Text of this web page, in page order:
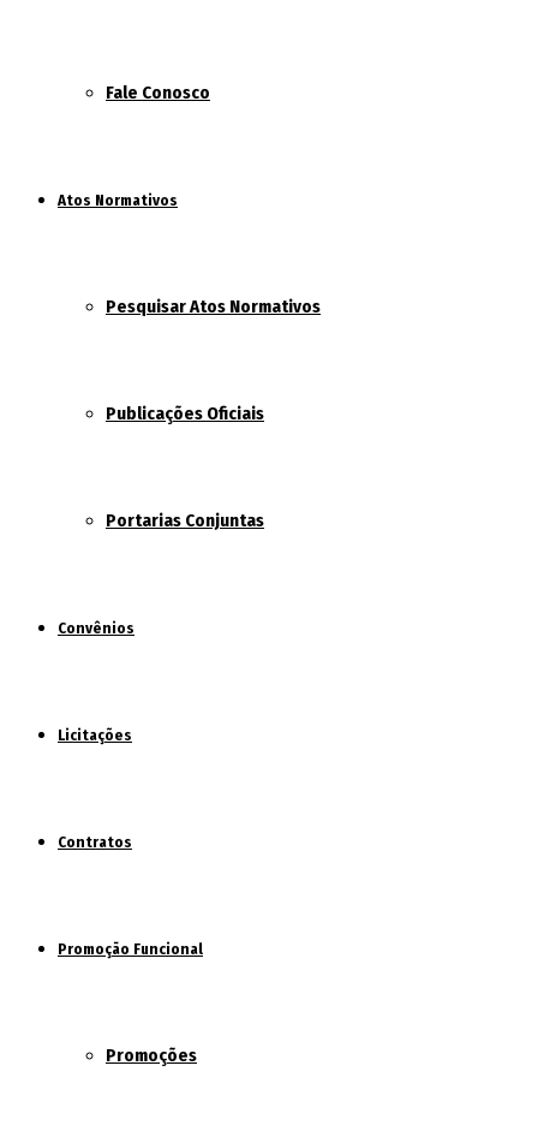
Fale Conosco
Atos Normativos
Pesquisar Atos Normativos
Publicações Oficiais
Portarias Conjuntas
Convênios
Licitações
Contratos
Promoção Funcional
Promoções